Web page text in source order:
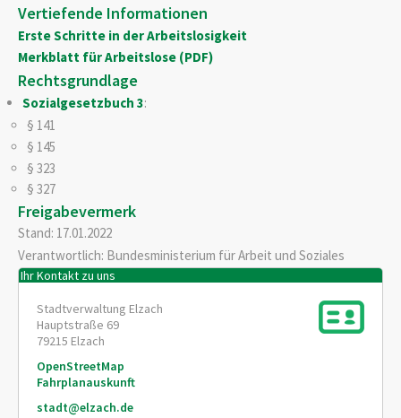
Vertiefende Informationen
Erste Schritte in der Arbeitslosigkeit
Merkblatt für Arbeitslose (PDF)
Rechtsgrundlage
Sozialgesetzbuch 3:
§ 141
§ 145
§ 323
§ 327
Freigabevermerk
Stand: 17.01.2022
Verantwortlich: Bundesministerium für Arbeit und Soziales
Ihr Kontakt zu uns
Stadtverwaltung Elzach
Hauptstraße 69
79215 Elzach
OpenStreetMap
Fahrplanauskunft
stadt@elzach.de